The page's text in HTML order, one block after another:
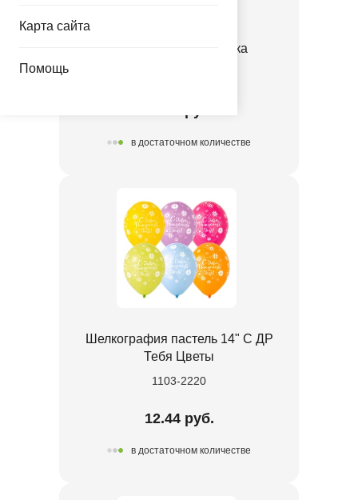
Карта сайта
Помощь
Р 18" С ДР Флористика
в достаточном количестве
Шелкография пастель 14" С ДР
Тебя Цветы
1103-2220
12.44 руб.
в достаточном количестве